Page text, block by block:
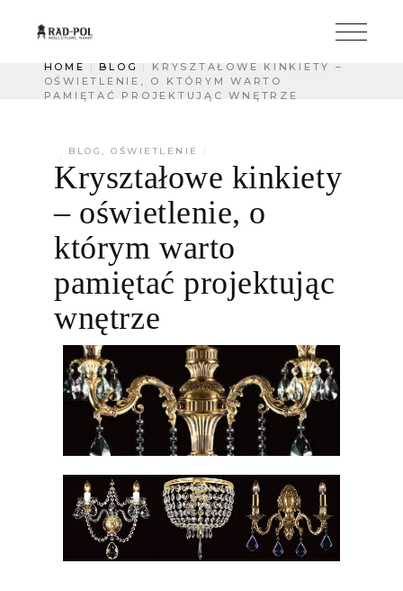
HOME BLOG
KRYSZTAŁOWE KINKIETY –
OŚWIETLENIE, O KTÓRYM WARTO
PAMIĘTAĆ PROJEKTUJĄC WNĘTRZE
BLOG,OŚWIETLENIE
Kryształowe kinkiety
– oświetlenie, o
którym warto
pamiętać projektując
wnętrze